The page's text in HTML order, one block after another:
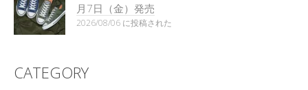
月7日（金）発売
2026/08/06 に投稿された
CATEGORY